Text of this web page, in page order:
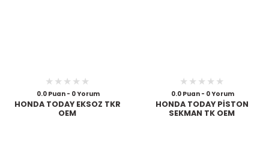
0.0 Puan - 0 Yorum
HONDA TODAY EKSOZ TKR
OEM
0.0 Puan - 0 Yorum
HONDA TODAY PİSTON
SEKMAN TK OEM